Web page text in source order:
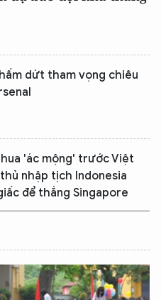
dứt tham vọng chiêu
'ác mộng' trước Việt
nhập tịch Indonesia
để thắng Singapore